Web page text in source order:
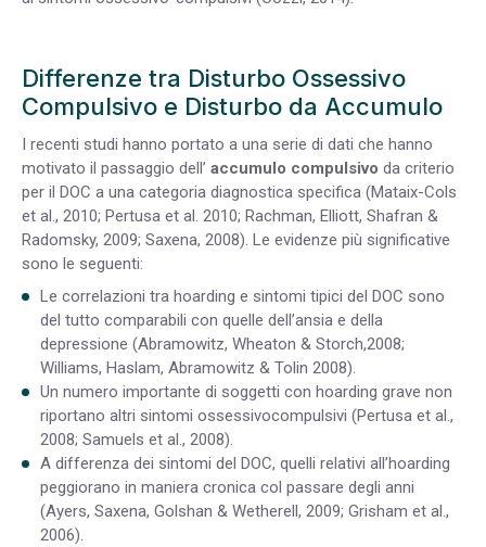
Differenze tra Disturbo Ossessivo
Compulsivo e Disturbo da Accumulo
I recenti studi hanno portato a una serie di dati che hanno
motivato il passaggio dell’ accumulo compulsivo da criterio
per il DOC a una categoria diagnostica specifica (Mataix-Cols
et al., 2010; Pertusa et al. 2010; Rachman, Elliott, Shafran &
Radomsky, 2009; Saxena, 2008). Le evidenze più significative
sono le seguenti:
Le correlazioni tra hoarding e sintomi tipici del DOC sono
del tutto comparabili con quelle dell’ansia e della
depressione (Abramowitz, Wheaton & Storch,2008;
Williams, Haslam, Abramowitz & Tolin 2008).
Un numero importante di soggetti con hoarding grave non
riportano altri sintomi ossessivocompulsivi (Pertusa et al.,
2008; Samuels et al., 2008).
A differenza dei sintomi del DOC, quelli relativi all’hoarding
peggiorano in maniera cronica col passare degli anni
(Ayers, Saxena, Golshan & Wetherell, 2009; Grisham et al.,
2006).